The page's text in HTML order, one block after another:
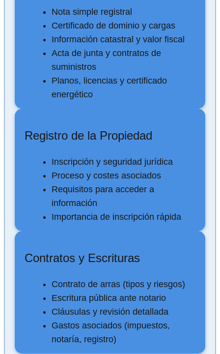
Nota simple registral
Certificado de dominio y cargas
Información catastral y valor fiscal
Acta de junta y contratos de
suministros
Planos, licencias y certificado
energético
Registro de la Propiedad
Inscripción y seguridad jurídica
Proceso y costes asociados
Requisitos para acceder a
información
Importancia de inscripción rápida
Contratos y Escrituras
Contrato de arras (tipos y riesgos)
Escritura pública ante notario
Cláusulas y revisión detallada
Gastos asociados (impuestos,
notaría, registro)